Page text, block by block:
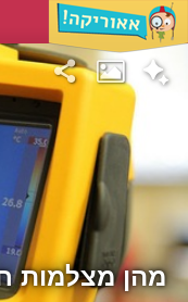
מהן מצלמות